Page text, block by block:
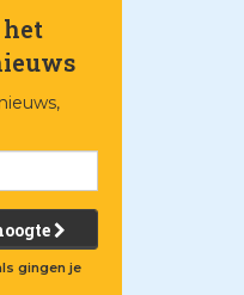
gingen je